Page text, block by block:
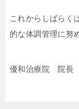
これからしばらく
的な体調管理に努
優和治療院 院長